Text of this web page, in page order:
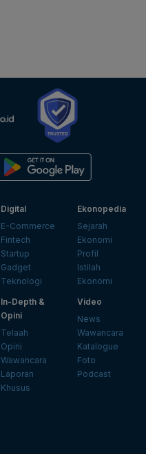
Digital
E-Commerce
Fintech
Startup
Gadget
Teknologi
Ekonopedia
Sejarah
Ekonomi
Profil
Istilah
Ekonomi
In-Depth &
Opini
Telaah
Opini
Wawancara
Laporan
Khusus
Video
News
Wawancara
Katalogue
Foto
Podcast